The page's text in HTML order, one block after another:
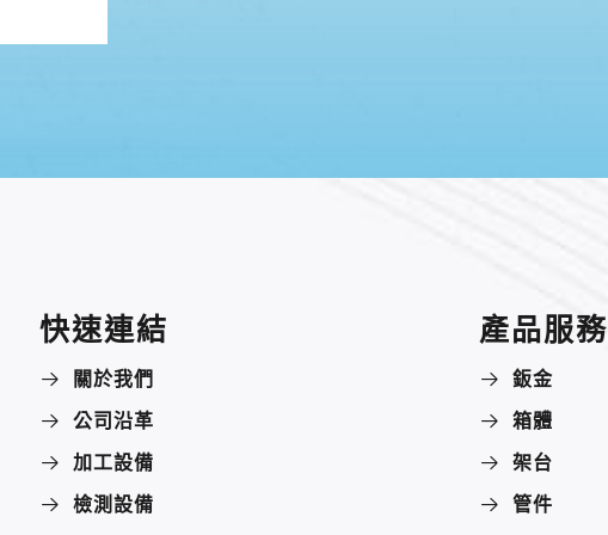
快速連結
關於我們
公司沿革
加工設備
檢測設備
產品服務
鈑金
箱體
架台
管件